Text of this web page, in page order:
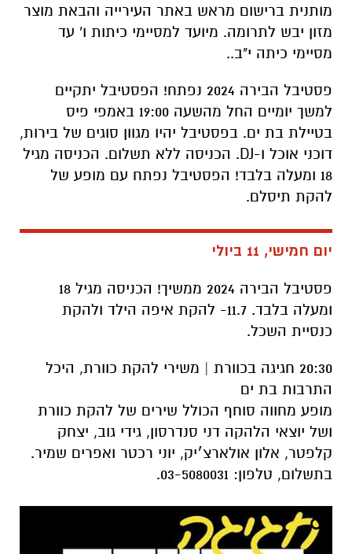
מותנית ברישום מראש באתר העירייה והבאת מוצר
מזון יבש לתרומה. מיועד למסיימי כיתות ו' עד
מסיימי כיתה י"ב..
פסטיבל הבירה 2024 נפתח! הפסטיבל יתקיים
למשך יומיים החל מהשעה 19:00 באמפי פיס
בטיילת בת ים. בפסטיבל יהיו מגוון סוגים של בירות,
דוכני אוכל ו-DJ. הכניסה ללא תשלום. הכניסה מגיל
18 ומעלה בלבד! הפסטיבל נפתח עם מופע של
להקת תיסלם.
יום חמישי, 11 ביולי
פסטיבל הבירה 2024 ממשיך! הכניסה מגיל 18
ומעלה בלבד. 11.7- להקת איפה הילד ולהקת
כנסיית השכל.
20:30 חגיגה בכוורת | משירי להקת כוורת, היכל
התרבות בת ים
מופע מחווה סוחף הכולל שירים של להקת כוורת
ושל יוצאי הלהקה דני סנדרסון, גידי גוב, יצחק
קלפטר, אלון אולארצ׳יק, יוני רכטר ואפרים שמיר.
בתשלום, טלפון: 03-5080031.